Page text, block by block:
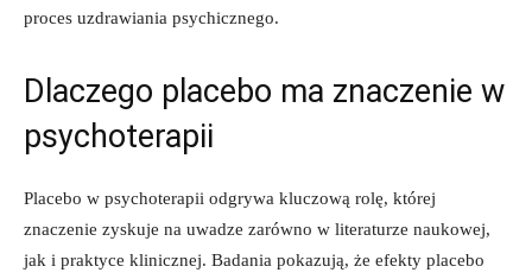
proces uzdrawiania psychicznego.
Dlaczego placebo ma znaczenie w
psychoterapii
Placebo w psychoterapii odgrywa kluczową rolę, której
znaczenie zyskuje na uwadze zarówno w literaturze naukowej,
jak i praktyce klinicznej. Badania pokazują, że efekty placebo